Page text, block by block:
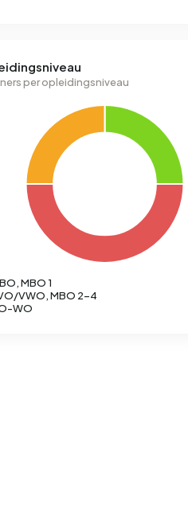
per opleidingsniveau
MBO 1
VWO, MBO 2-4
WO